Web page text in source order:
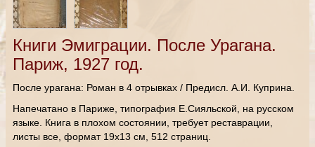
Книги Эмиграции. После Урагана.
Париж, 1927 год.
После урагана: Роман в 4 отрывках / Предисл. А.И. Куприна.
Напечатано в Париже, типография Е.Сияльской, на русском
языке. Книга в плохом состоянии, требует реставрации,
листы все, формат 19х13 см, 512 страниц.